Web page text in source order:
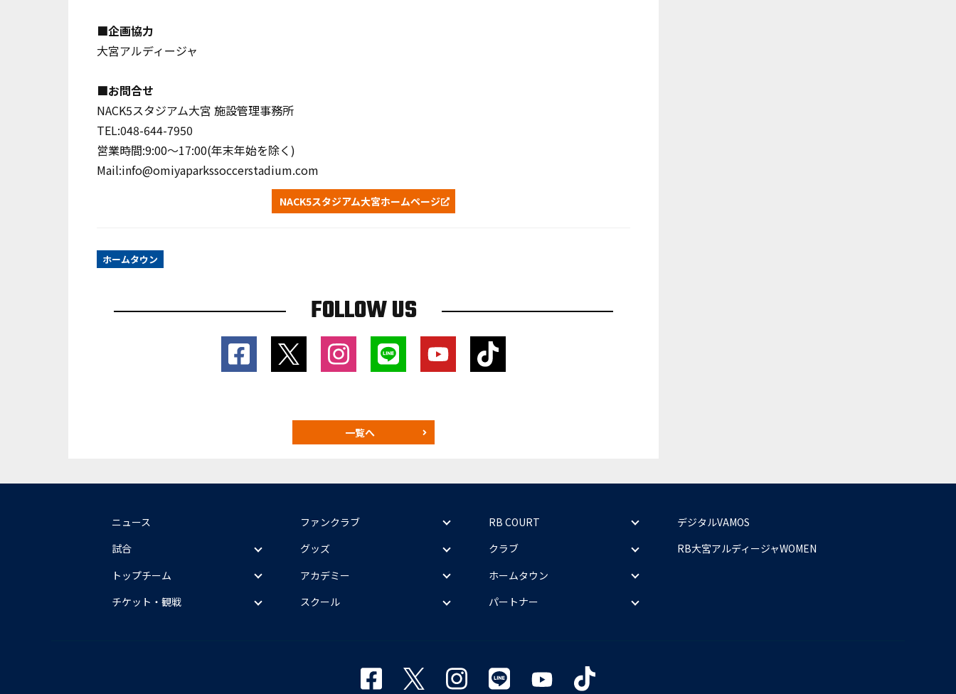
■企画協力
大宮アルディージャ
■お問合せ
NACK5スタジアム大宮 施設管理事務所
TEL:048-644-7950
営業時間:9:00～17:00(年末年始を除く)
Mail:info@omiyaparkssoccerstadium.com
NACK5スタジアム大宮ホームページ
ホームタウン
FOLLOW US
一覧へ
ニュース
試合
トップチーム
チケット・観戦
ファンクラブ
グッズ
アカデミー
スクール
RB COURT
クラブ
ホームタウン
パートナー
デジタルVAMOS
RB大宮アルディージャWOMEN